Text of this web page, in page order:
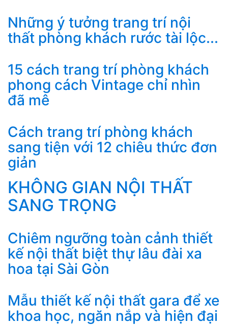
Những ý tưởng trang trí nội
thất phòng khách rước tài lộc...
15 cách trang trí phòng khách
phong cách Vintage chỉ nhìn
đã mê
Cách trang trí phòng khách
sang tiện với 12 chiêu thức đơn
giản
KHÔNG GIAN NỘI THẤT
SANG TRỌNG
Chiêm ngưỡng toàn cảnh thiết
kế nội thất biệt thự lâu đài xa
hoa tại Sài Gòn
Mẫu thiết kế nội thất gara để xe
khoa học, ngăn nắp và hiện đại